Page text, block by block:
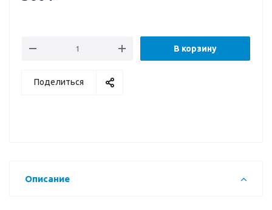
В корзину
Поделиться
Описание